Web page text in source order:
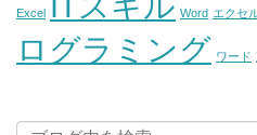
Excel Word エクセ
ログラミング ワード